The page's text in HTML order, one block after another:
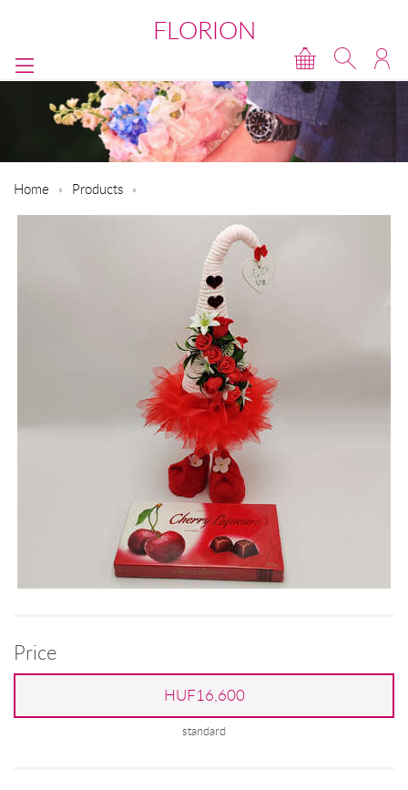
FLORION
Home Products
Price
HUF16,600
standard